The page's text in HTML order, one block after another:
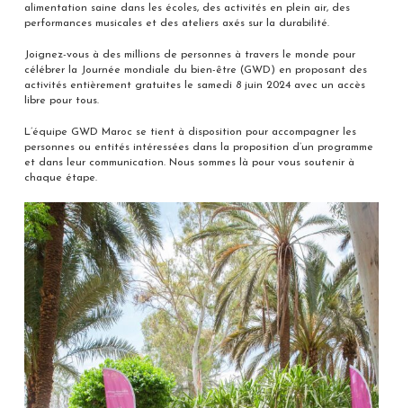
alimentation saine dans les écoles, des activités en plein air, des
performances musicales et des ateliers axés sur la durabilité.
Joignez-vous à des millions de personnes à travers le monde pour
célébrer la Journée mondiale du bien-être (GWD) en proposant des
activités entièrement gratuites le samedi 8 juin 2024 avec un accès
libre pour tous.
L’équipe GWD Maroc se tient à disposition pour accompagner les
personnes ou entités intéressées dans la proposition d’un programme
et dans leur communication. Nous sommes là pour vous soutenir à
chaque étape.